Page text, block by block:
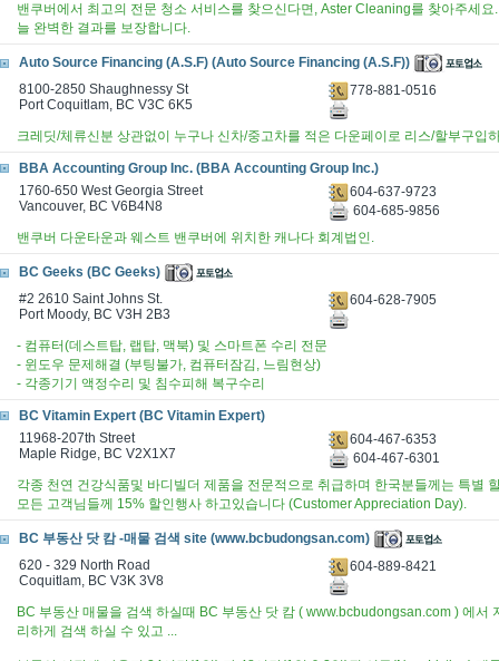
밴쿠버에서 최고의 전문 청소 서비스를 찾으신다면, Aster Cleaning를 찾아주세
늘 완벽한 결과를 보장합니다.
Auto Source Financing (A.S.F) (Auto Source Financing (A.S.F))
8100-2850 Shaughnessy St
Port Coquitlam, BC V3C 6K5
778-881-0516
크레딧/체류신분 상관없이 누구나 신차/중고차를 적은 다운페이로 리스/할부구입
BBA Accounting Group Inc. (BBA Accounting Group Inc.)
1760-650 West Georgia Street
Vancouver, BC V6B4N8
604-637-9723
604-685-9856
밴쿠버 다운타운과 웨스트 밴쿠버에 위치한 캐나다 회계법인.
BC Geeks (BC Geeks)
#2 2610 Saint Johns St.
Port Moody, BC V3H 2B3
604-628-7905
- 컴퓨터(데스트탑, 랩탑, 맥북) 및 스마트폰 수리 전문
- 윈도우 문제해결 (부팅불가, 컴퓨터잠김, 느림현상)
- 각종기기 액정수리 및 침수피해 복구수리
BC Vitamin Expert (BC Vitamin Expert)
11968-207th Street
Maple Ridge, BC V2X1X7
604-467-6353
604-467-6301
각종 천연 건강식품및 바디빌더 제품을 전문적으로 취급하며 한국분들께는 특별
모든 고객님들께 15% 할인행사 하고있습니다 (Customer Appreciation Day).
BC 부동산 닷 캄 -매물 검색 site (www.bcbudongsan.com)
620 - 329 North Road
Coquitlam, BC V3K 3V8
604-889-8421
BC 부동산 매물을 검색 하실때 BC 부동산 닷 캄 ( www.bcbudongsan.com ) 에서
리하게 검색 하실 수 있고 ...